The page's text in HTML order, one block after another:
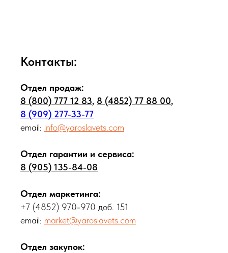
Контакты:
Отдел продаж:
8 (800) 777 12 83, 8 (4852) 77 88 00,
8 (909) 277-33-77
email: info@yaroslavets.com
Отдел гарантии и сервиса:
8 (905) 135-84-08
Отдел маркетинга:
+7 (4852) 970-970 доб. 151
email: market@yaroslavets.com
Отдел закупок: